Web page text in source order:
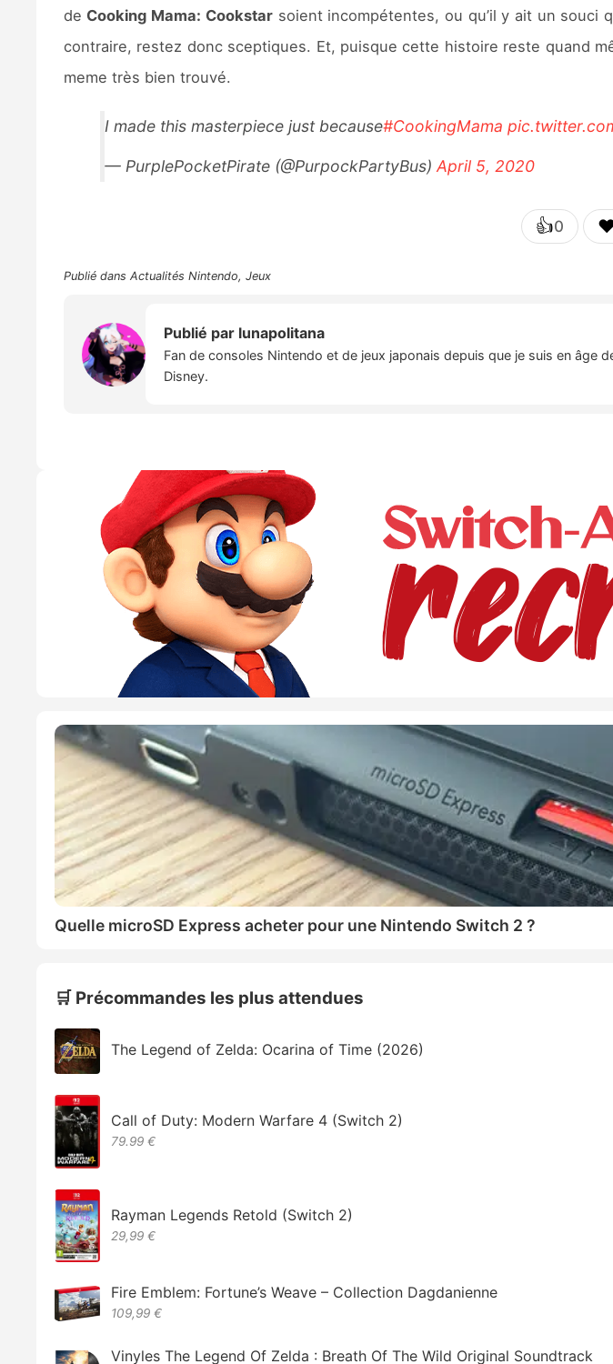
de Cooking Mama: Cookstarsoient incompétentes, ou qu’il y ait un souci
contraire, restez donc sceptiques. Et, puisque cette histoire reste quand
meme très bien trouvé.
I made this masterpiece just because#CookingMama
— PurplePocketPirate (@PurpockPartyBus)April 5, 2020
👍0
Publié dans Actualités Nintendo, Jeux
Publié par lunapolitana
Fan de consoles Nintendo et de jeux japonais depuis que je suis en âge
Disney.
Quelle microSD Express acheter pour une Nintendo Switch 2 ?
🛒 Précommandes les plus attendues
The Legend of Zelda: Ocarina of Time (2026)
Call of Duty: Modern Warfare 4 (Switch 2)
79.99 €
Rayman Legends Retold (Switch 2)
29,99 €
Fire Emblem: Fortune’s Weave – Collection Dagdanienne
109,99 €
Vinyles The Legend Of Zelda : Breath Of The Wild Original Soundtrack